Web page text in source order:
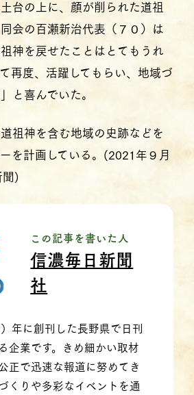
台の上に、顔が削られた道祖
会の百瀬新治代表（７０）は
神を戻せたことはとてもうれ
再度、活躍してもらい、地域づ
と喜んでいた。
祖神を含む地域の史跡などを
を計画している。(2021年９月
)
この記事を書いた人
信濃毎日新聞
社
年に創刊した長野県で日刊
企業です。きめ細かい取材
正で迅速な報道に努めてき
くりや多彩なイベントを通